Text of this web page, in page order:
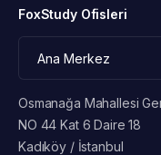
FoxStudy Ofisleri
Osmanağa Mahallesi
NO 44 Kat 6 Daire 18
Kadıköy / İstanbul